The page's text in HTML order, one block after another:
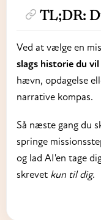
TL;DR:
Ved at vælge en
slags historie du vil
hævn, opdagelse
narrative kompas.
Så næste gang du
springe
og lad AI'en tage
skrevet kun til dig.